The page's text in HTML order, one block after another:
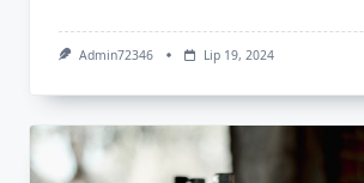
Admin72346 Lip 19, 2024